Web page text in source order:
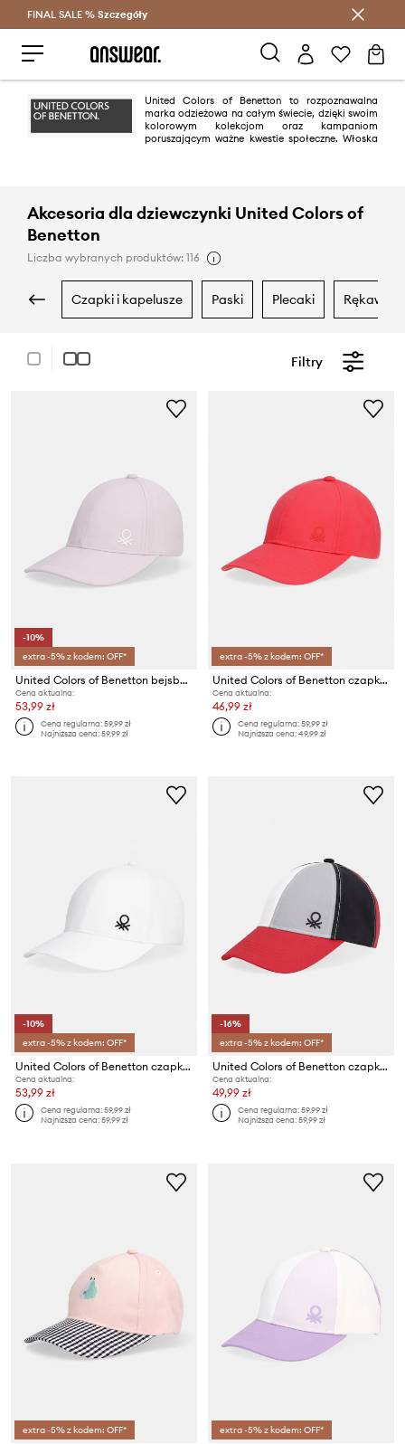
Oszczędzaj z Answear Club >
FINAL SALE % Szczegóły
United Colors of Benetton to rozpoznawalna
marka odzieżowa na całym świecie, dzięki swoim
kolorowym kolekcjom oraz kampaniom
poruszającym ważne kwestie społeczne. Włoska
Akcesoria dla dziewczynki United Colors of
Benetton
Liczba wybranych produktów: 116
czapki i kapelusze paski plecaki
Filtry
-10%
extra -5% z kodem: OFF*
United Colors of Benetton bejsbolówka dziecięca bawełniana
Cena aktualna:
53,99 zł
Cena regularna:59,99 zł
Najniższa cena:59,99 zł
extra -5% z kodem: OFF*
United Colors of Benetton czapka z daszkiem dziecięca bawełniana
Cena aktualna:
46,99 zł
Cena regularna:59,99 zł
Najniższa cena:49,99 zł
-10%
extra -5% z kodem: OFF*
United Colors of Benetton czapka z daszkiem dziecięca bawełniana
Cena aktualna:
53,99 zł
Cena regularna:59,99 zł
Najniższa cena:59,99 zł
-16%
extra -5% z kodem: OFF*
United Colors of Benetton czapka z daszkiem dziecięca bawełniana
Cena aktualna:
49,99 zł
Cena regularna:59,99 zł
Najniższa cena:59,99 zł
extra -5% z kodem: OFF* extra -5% z kodem: OFF*